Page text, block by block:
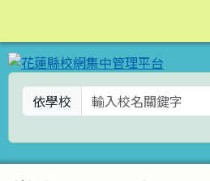
依學校
主內容區域
頁尾區域